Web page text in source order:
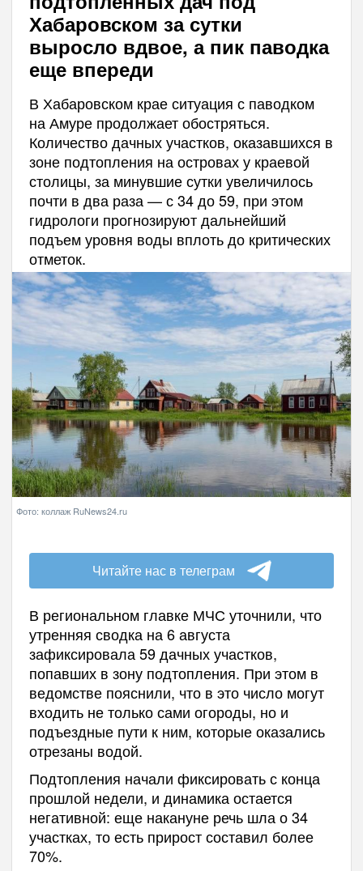
Хабаровском за сутки
выросло вдвое, а пик паводка
еще впереди
В Хабаровском крае ситуация с паводком
на Амуре продолжает обостряться.
Количество дачных участков, оказавшихся в
зоне подтопления на островах у краевой
столицы, за минувшие сутки увеличилось
почти в два раза — с 34 до 59, при этом
гидрологи прогнозируют дальнейший
подъем уровня воды вплоть до критических
отметок.
Фото: коллаж RuNews24.ru
Читайте нас в телеграм
В региональном главке МЧС уточнили, что
утренняя сводка на 6 августа
зафиксировала 59 дачных участков,
попавших в зону подтопления. При этом в
ведомстве пояснили, что в это число могут
входить не только сами огороды, но и
подъездные пути к ним, которые оказались
отрезаны водой.
Подтопления начали фиксировать с конца
прошлой недели, и динамика остается
негативной: еще накануне речь шла о 34
участках, то есть прирост составил более
70%.